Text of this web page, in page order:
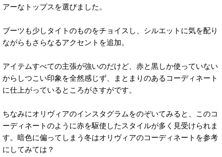
アーなトップスを選びました。
ブーツも少しタイトのものをチョイスし、シルエットに気を配り
ながらもさらなるアクセントを追加。
アイテムすべての主張が強いのだけど、赤と黒しか使っていない
からしつこい印象を全然感じず、まとまりのあるコーディネート
に仕上がっているところがさすがです。
ちなみにオリヴィアのインスタグラムをのぞいてみると、このコ
ーディネートのように赤を駆使したスタイルが多く見受けられま
す。暗色に偏ってしまう冬はオリヴィアのコーディネートを参考
にしてみては？